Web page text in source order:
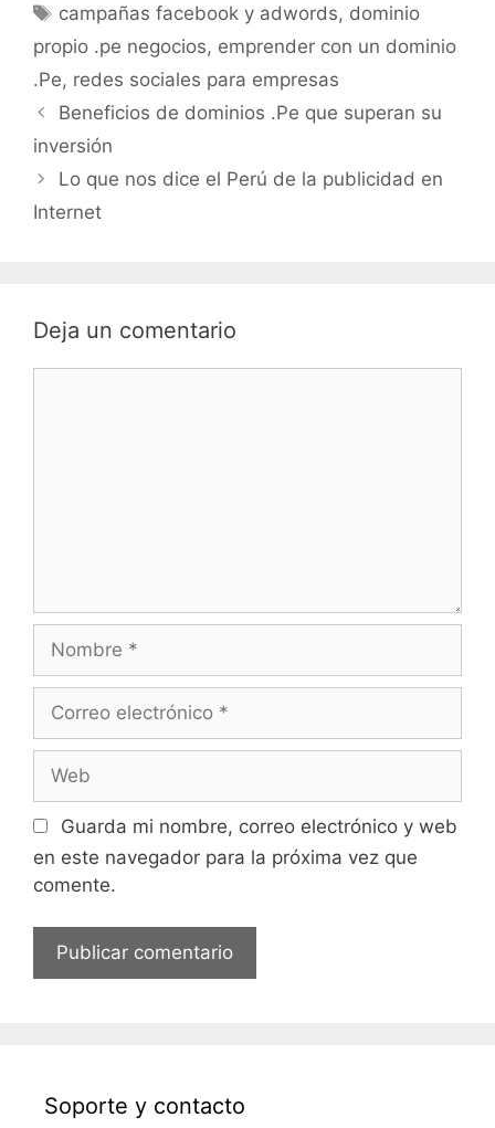
campañas facebook y adwords, dominio
propio .pe negocios, emprender con un dominio
.Pe, redes sociales para empresas
Beneficios de dominios .Pe que superan su
inversión
Lo que nos dice el Perú de la publicidad en
Internet
Deja un comentario
Guarda mi nombre, correo electrónico y web
en este navegador para la próxima vez que
comente.
Soporte y contacto